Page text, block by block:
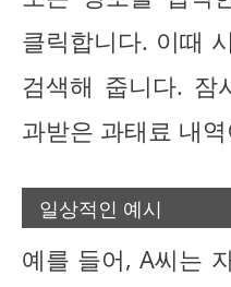
클릭합니다. 이때
검색해 줍니다. 잠
과받은 과태료 내
일상적인 예시
예를 들어, A씨는